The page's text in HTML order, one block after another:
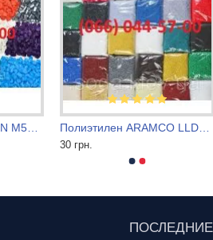
Полиэтилен ALATHON M5370
30 грн.